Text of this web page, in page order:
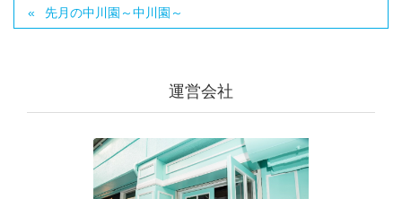
先月の中川園～中川園～
運営会社